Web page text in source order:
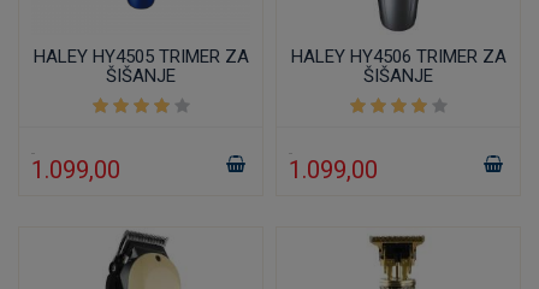
HALEY HY4505 TRIMER ZA
ŠIŠANJE
1.099,00
HALEY HY4506 TRIMER ZA
ŠIŠANJE
1.099,00